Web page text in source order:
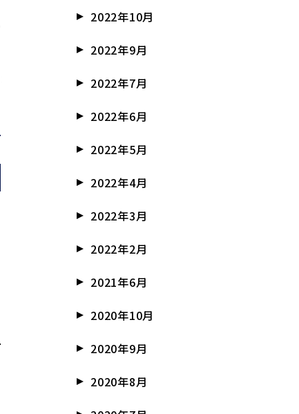
2022年10月
2022年9月
2022年7月
2022年6月
2022年5月
2022年4月
2022年3月
2022年2月
2021年6月
2020年10月
2020年9月
2020年8月